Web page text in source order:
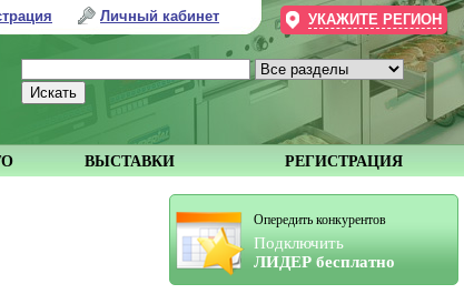
Опередить конкурентов
Подключить
ЛИДЕР бесплатно
ВЫСТАВКИ РЕГИСТРАЦИЯ
Личный кабинет УКАЖИТЕ РЕГИОН